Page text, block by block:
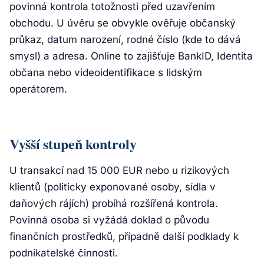
povinná kontrola totožnosti před uzavřením
obchodu. U úvěru se obvykle ověřuje občanský
průkaz, datum narození, rodné číslo (kde to dává
smysl) a adresa. Online to zajišťuje BankID, Identita
občana nebo videoidentifikace s lidským
operátorem.
Vyšší stupeň kontroly
U transakcí nad 15 000 EUR nebo u rizikových
klientů (politicky exponované osoby, sídla v
daňových rájích) probíhá rozšířená kontrola.
Povinná osoba si vyžádá doklad o původu
finančních prostředků, případně další podklady k
podnikatelské činnosti.